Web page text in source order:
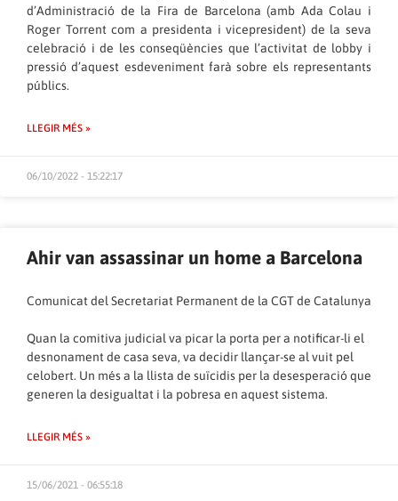
d’Administració de la Fira de Barcelona (amb Ada Colau i
Roger Torrent com a presidenta i vicepresident) de la seva
celebració i de les conseqüències que l’activitat de lobby i
pressió d’aquest esdeveniment farà sobre els representants
públics.
LLEGIR MÉS »
06/10/2022 - 15:22:17
Ahir van assassinar un home a Barcelona
Comunicat del Secretariat Permanent de la CGT de Catalunya
Quan la comitiva judicial va picar la porta per a notificar-li el
desnonament de casa seva, va decidir llançar-se al vuit pel
celobert. Un més a la llista de suïcidis per la desesperació que
generen la desigualtat i la pobresa en aquest sistema.
LLEGIR MÉS »
15/06/2021 - 06:55:18